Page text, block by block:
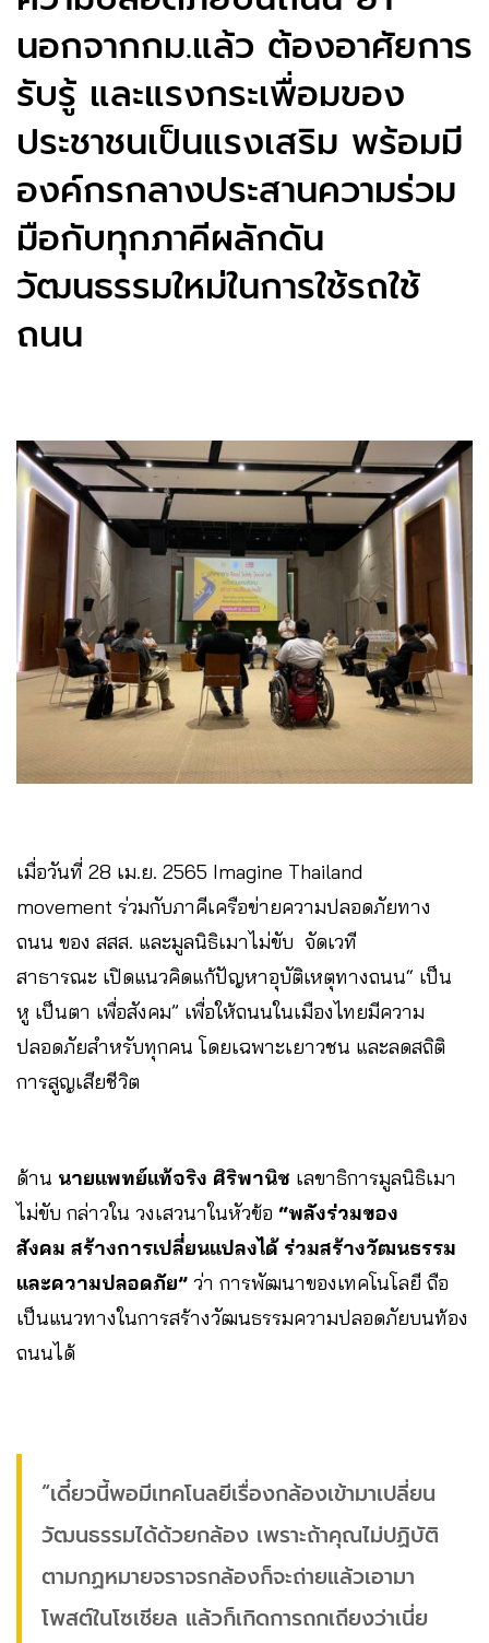
นอกจากกม.แล้ว ต้องอาศัยการ
รับรู้ และแรงกระเพื่อมของ
ประชาชนเป็นแรงเสริม พร้อมมี
องค์กรกลางประสานความร่วม
มือกับทุกภาคีผลักดัน
วัฒนธรรมใหม่ในการใช้รถใช้
ถนน
เมื่อวันที่ 28 เม.ย. 2565 Imagine Thailand
movement ร่วมกับภาคีเครือข่ายความปลอดภัยทาง
ถนน ของ สสส. และมูลนิธิเมาไม่ขับ จัดเวที
สาธารณะ เปิดแนวคิดแก้ปัญหาอุบัติเหตุทางถนน“ เป็น
หู เป็นตา เพื่อสังคม” เพื่อให้ถนนในเมืองไทยมีความ
ปลอดภัยสำหรับทุกคน โดยเฉพาะเยาวชน และลดสถิติ
การสูญเสียชีวิต
ด้าน นายแพทย์แท้จริง ศิริพานิช เลขาธิการมูลนิธิเมา
ไม่ขับ กล่าวใน วงเสวนาในหัวข้อ “พลังร่วมของ
สังคม สร้างการเปลี่ยนแปลงได้ ร่วมสร้างวัฒนธรรม
และความปลอดภัย” ว่า การพัฒนาของเทคโนโลยี ถือ
เป็นแนวทางในการสร้างวัฒนธรรมความปลอดภัยบนท้อง
ถนนได้
“เดี๋ยวนี้พอมีเทคโนลยีเรื่องกล้องเข้ามาเปลี่ยน
วัฒนธรรมได้ด้วยกล้อง เพราะถ้าคุณไม่ปฏิบัติ
ตามกฏหมายจราจรกล้องก็จะถ่ายแล้วเอามา
โพสต์ในโซเชียล แล้วก็เกิดการถกเถียงว่าเนี่ย